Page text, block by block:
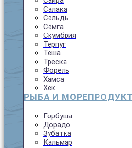
Салака
Сельдь
Сёмга
Скумбрия
Терпуг
Теша
Треска
Форель
Хамса
Хек
РЫБА И
Горбуша
Дорадо
Зубатка
Кальмар